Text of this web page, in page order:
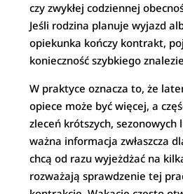
czy zwykłej codziennej
Jeśli rodzina planuje wyjazd
opiekunka kończy kontrakt,
konieczność szybkiego
W praktyce oznacza to, że
opiece może być więcej, a
zleceń krótszych, sezonowych
ważna informacja zwłaszcza
chcą od razu wyjeżdżać na
rozważają sprawdzenie tej